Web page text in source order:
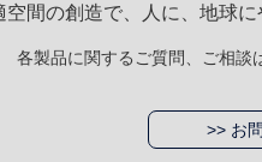
空間の創造で、人に、地球に
各製品に関するご質問、ご相談
>> お